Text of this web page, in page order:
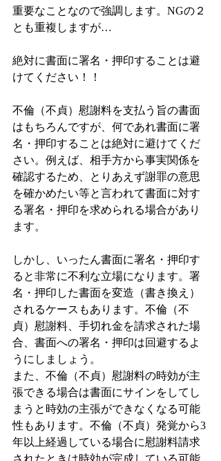
重要なことなので強調します。NGの２
とも重複しますが…
絶対に書面に署名・押印することは避
けてください！！
不倫（不貞）慰謝料を支払う旨の書面
はもちろんですが、何であれ書面に署
名・押印することは絶対に避けてくだ
さい。例えば、相手方から事実関係を
確認するため、とりあえず謝罪の意思
を確かめたい等と言われて書面に対す
る署名・押印を求められる場合があり
ます。
しかし、いったん書面に署名・押印す
ると非常に不利な立場になります。署
名・押印した書面を変造（書き換え）
されるケースもあります。不倫（不
貞）慰謝料、手切れ金を請求された場
合、書面への署名・押印は回避するよ
うにしましょう。
また、不倫（不貞）慰謝料の時効が主
張できる場合は書面にサインをしてし
まうと時効の主張ができなくなる可能
性もあります。不倫（不貞）発覚から3
年以上経過している場合に慰謝料請求
されたときは時効が完成している可能